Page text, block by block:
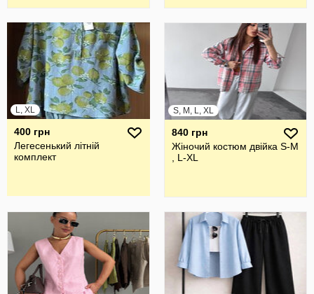
L, XL
400 грн
Легесенький літній
комплект
S, M, L, XL
840 грн
Жіночий костюм двійка S-M
, L-XL